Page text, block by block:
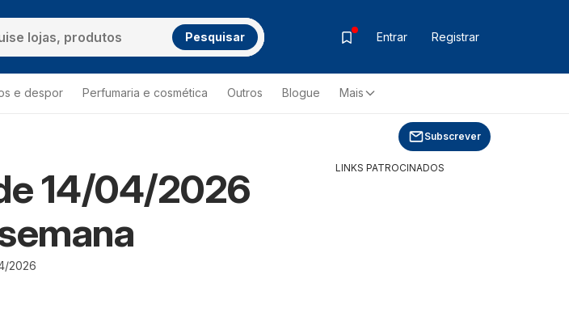
Pesquisar Entrar Registrar
e despor Perfumaria e cosmética Outros Blogue Mais
Subscrever
14/04/2026
2026
LINKS PATROCINADOS